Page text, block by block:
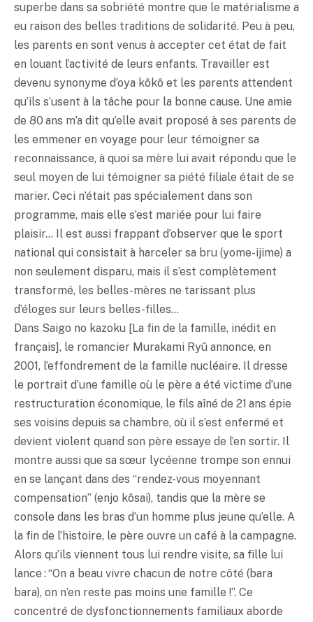
superbe dans sa sobriété montre que le matérialisme a
eu raison des belles traditions de solidarité. Peu à peu,
les parents en sont venus à accepter cet état de fait
en louant l’activité de leurs enfants. Travailler est
devenu synonyme d’oya kôkô et les parents attendent
qu’ils s’usent à la tâche pour la bonne cause. Une amie
de 80 ans m’a dit qu’elle avait proposé à ses parents de
les emmener en voyage pour leur témoigner sa
reconnaissance, à quoi sa mère lui avait répondu que le
seul moyen de lui témoigner sa piété filiale était de se
marier. Ceci n’était pas spécialement dans son
programme, mais elle s’est mariée pour lui faire
plaisir… Il est aussi frappant d’observer que le sport
national qui consistait à harceler sa bru (yome-ijime) a
non seulement disparu, mais il s’est complètement
transformé, les belles-mères ne tarissant plus
d’éloges sur leurs belles-filles…
Dans Saigo no kazoku [La fin de la famille, inédit en
français], le romancier Murakami Ryû annonce, en
2001, l’effondrement de la famille nucléaire. Il dresse
le portrait d’une famille où le père a été victime d’une
restructuration économique, le fils aîné de 21 ans épie
ses voisins depuis sa chambre, où il s’est enfermé et
devient violent quand son père essaye de l’en sortir. Il
montre aussi que sa sœur lycéenne trompe son ennui
en se lançant dans des “rendez-vous moyennant
compensation” (enjo kôsai), tandis que la mère se
console dans les bras d’un homme plus jeune qu’elle. A
la fin de l’histoire, le père ouvre un café à la campagne.
Alors qu’ils viennent tous lui rendre visite, sa fille lui
lance : “On a beau vivre chacun de notre côté (bara
bara), on n’en reste pas moins une famille !”. Ce
concentré de dysfonctionnements familiaux aborde